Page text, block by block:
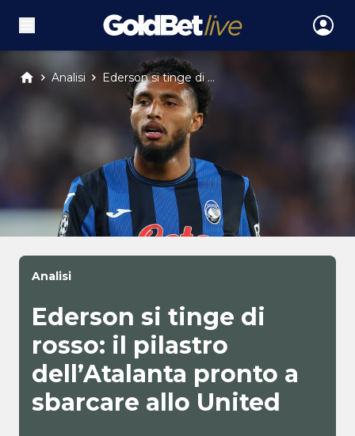
Analisi Ederson si tinge di ...
Analisi
Ederson si tinge di
rosso: il pilastro
dell’Atalanta pronto a
sbarcare allo United